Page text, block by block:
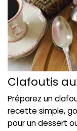
Clafoutis
Préparez un
recette simple,
pour un dessert